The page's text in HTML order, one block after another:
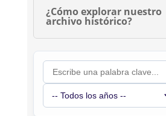
¿Cómo explorar nuestro
archivo histórico?